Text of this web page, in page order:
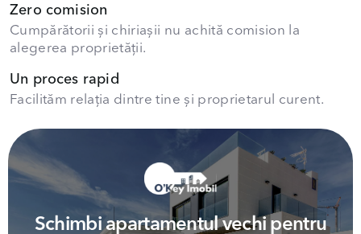
Zero comision
Cumpărătorii și chiriașii nu achită comision la
alegerea proprietății.
Un proces rapid
Facilităm relația dintre tine și proprietarul curent.
Schimbi apartamentul vechi pentru